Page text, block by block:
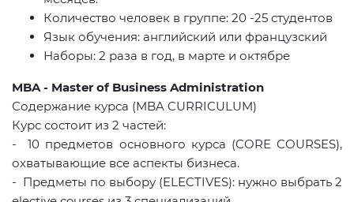
Количество человек в группе: 20 -25 студентов
Язык обучения: английский или французский
Наборы: 2 раза в год, в марте и октябре
MBA - Master of Business Administration
Содержание курса (MBA CURRICULUM)
Курс состоит из 2 частей:
- 10 предметов основного курса (CORE COURSES),
охватывающие все аспекты бизнеса.
- Предметы по выбору (ELECTIVES): нужно выбрать 2